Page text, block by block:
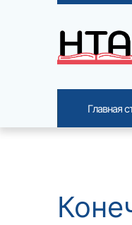
Navigation
Site
Главная